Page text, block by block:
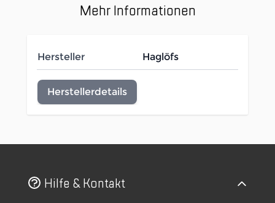
Mehr Informationen
Hersteller Haglöfs
Herstellerdetails
Hilfe & Kontakt